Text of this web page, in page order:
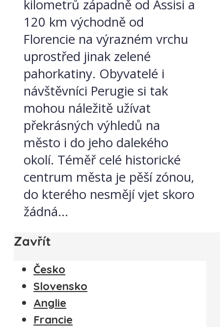
kilometrů západně od Assisi a
120 km východně od
Florencie na výrazném vrchu
uprostřed jinak zelené
pahorkatiny. Obyvatelé i
návštěvníci Perugie si tak
mohou náležitě užívat
překrásných výhledů na
město i do jeho dalekého
okolí. Téměř celé historické
centrum města je pěší zónou,
do kterého nesmějí vjet skoro
žádná...
Zavřít
Česko
Slovensko
Anglie
Francie